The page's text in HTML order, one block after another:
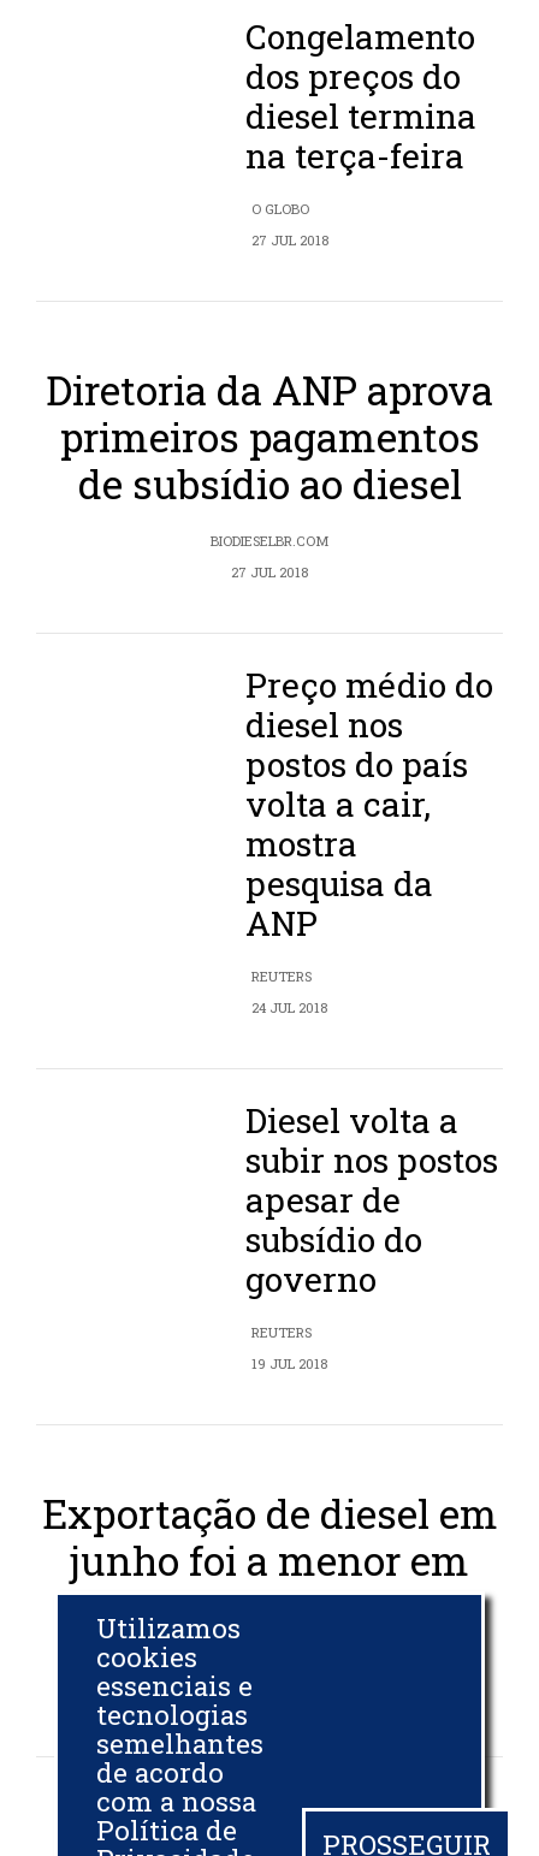
Congelamento
dos preços do
diesel termina
na terça-feira
O GLOBO
27 JUL 2018
Diretoria da ANP aprova
primeiros pagamentos
de subsídio ao diesel
BIODIESELBR.COM
27 JUL 2018
Preço médio do
diesel nos
postos do país
volta a cair,
mostra
pesquisa da
ANP
REUTERS
24 JUL 2018
Diesel volta a
subir nos postos
apesar de
subsídio do
governo
REUTERS
19 JUL 2018
Exportação de diesel em
junho foi a menor em
2018
10 JUL 2018
Fazenda
Utilizamos
cookies
essenciais e
tecnologias
semelhantes
de acordo
com a nossa
Política de
PROSSEGUIR